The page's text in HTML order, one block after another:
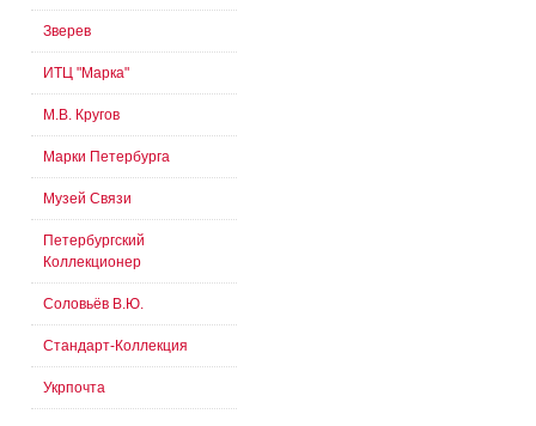
Зверев
ИТЦ "Марка"
М.В. Кругов
Марки Петербурга
Музей Связи
Петербургский
Коллекционер
Соловьёв В.Ю.
Стандарт-Коллекция
Укрпочта